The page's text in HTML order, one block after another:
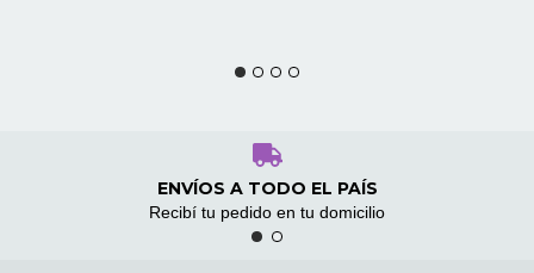
ENVÍOS A TODO EL PAÍS
Recibí tu pedido en tu domicilio